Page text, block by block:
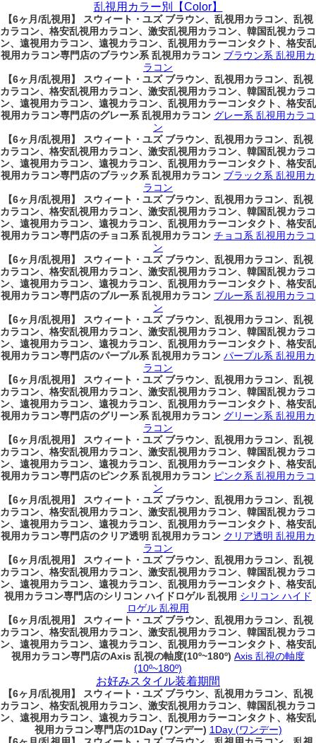
乱視用カラー別【Color】
【6ヶ月/乱視用】 スウィート・ユズ ブラウン、乱視用カラコン、乱視
カラコン、格安乱視用カラコン、激安乱視用カラコン、韓国乱視カラコ
ン、遠視用カラコン、遠視カラコン、乱視用カラーコンタクト、格安乱
視用カラコン専門店のブラウン系 乱視用カラコン ブラウン系 乱視用カ
ラコン
【6ヶ月/乱視用】 スウィート・ユズ ブラウン、乱視用カラコン、乱視
カラコン、格安乱視用カラコン、激安乱視用カラコン、韓国乱視カラコ
ン、遠視用カラコン、遠視カラコン、乱視用カラーコンタクト、格安乱
視用カラコン専門店のグレー系 乱視用カラコン グレー系 乱視用カラコ
ン
【6ヶ月/乱視用】 スウィート・ユズ ブラウン、乱視用カラコン、乱視
カラコン、格安乱視用カラコン、激安乱視用カラコン、韓国乱視カラコ
ン、遠視用カラコン、遠視カラコン、乱視用カラーコンタクト、格安乱
視用カラコン専門店のブラック系 乱視用カラコン ブラック系 乱視用カ
ラコン
【6ヶ月/乱視用】 スウィート・ユズ ブラウン、乱視用カラコン、乱視
カラコン、格安乱視用カラコン、激安乱視用カラコン、韓国乱視カラコ
ン、遠視用カラコン、遠視カラコン、乱視用カラーコンタクト、格安乱
視用カラコン専門店のチョコ系 乱視用カラコン チョコ系 乱視用カラコ
ン
【6ヶ月/乱視用】 スウィート・ユズ ブラウン、乱視用カラコン、乱視
カラコン、格安乱視用カラコン、激安乱視用カラコン、韓国乱視カラコ
ン、遠視用カラコン、遠視カラコン、乱視用カラーコンタクト、格安乱
視用カラコン専門店のブルー系 乱視用カラコン ブルー系 乱視用カラコ
ン
【6ヶ月/乱視用】 スウィート・ユズ ブラウン、乱視用カラコン、乱視
カラコン、格安乱視用カラコン、激安乱視用カラコン、韓国乱視カラコ
ン、遠視用カラコン、遠視カラコン、乱視用カラーコンタクト、格安乱
視用カラコン専門店のパープル系 乱視用カラコン パープル系 乱視用カ
ラコン
【6ヶ月/乱視用】 スウィート・ユズ ブラウン、乱視用カラコン、乱視
カラコン、格安乱視用カラコン、激安乱視用カラコン、韓国乱視カラコ
ン、遠視用カラコン、遠視カラコン、乱視用カラーコンタクト、格安乱
視用カラコン専門店のグリーン系 乱視用カラコン グリーン系 乱視用カ
ラコン
【6ヶ月/乱視用】 スウィート・ユズ ブラウン、乱視用カラコン、乱視
カラコン、格安乱視用カラコン、激安乱視用カラコン、韓国乱視カラコ
ン、遠視用カラコン、遠視カラコン、乱視用カラーコンタクト、格安乱
視用カラコン専門店のピンク系 乱視用カラコン ピンク系 乱視用カラコ
ン
【6ヶ月/乱視用】 スウィート・ユズ ブラウン、乱視用カラコン、乱視
カラコン、格安乱視用カラコン、激安乱視用カラコン、韓国乱視カラコ
ン、遠視用カラコン、遠視カラコン、乱視用カラーコンタクト、格安乱
視用カラコン専門店のクリア透明 乱視用カラコン クリア透明 乱視用カ
ラコン
【6ヶ月/乱視用】 スウィート・ユズ ブラウン、乱視用カラコン、乱視
カラコン、格安乱視用カラコン、激安乱視用カラコン、韓国乱視カラコ
ン、遠視用カラコン、遠視カラコン、乱視用カラーコンタクト、格安乱
視用カラコン専門店のシリコン ハイドロゲル 乱視用 シリコン ハイド
ロゲル 乱視用
【6ヶ月/乱視用】 スウィート・ユズ ブラウン、乱視用カラコン、乱視
カラコン、格安乱視用カラコン、激安乱視用カラコン、韓国乱視カラコ
ン、遠視用カラコン、遠視カラコン、乱視用カラーコンタクト、格安乱
視用カラコン専門店のAxis 乱視の軸度(10º~180º) Axis 乱視の軸度
(10º~180º)
お好みスタイル装着期間
【6ヶ月/乱視用】 スウィート・ユズ ブラウン、乱視用カラコン、乱視
カラコン、格安乱視用カラコン、激安乱視用カラコン、韓国乱視カラコ
ン、遠視用カラコン、遠視カラコン、乱視用カラーコンタクト、格安乱
視用カラコン専門店の1Day (ワンデー) 1Day (ワンデー)